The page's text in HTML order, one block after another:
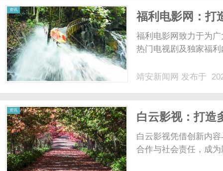
资讯
福利电影网：打
福利电影网致力于为
热门电视剧及独家福
靖安新闻网 发布于
资讯
白云影视：打造
白云影视凭借创新内
合作与社会责任，成